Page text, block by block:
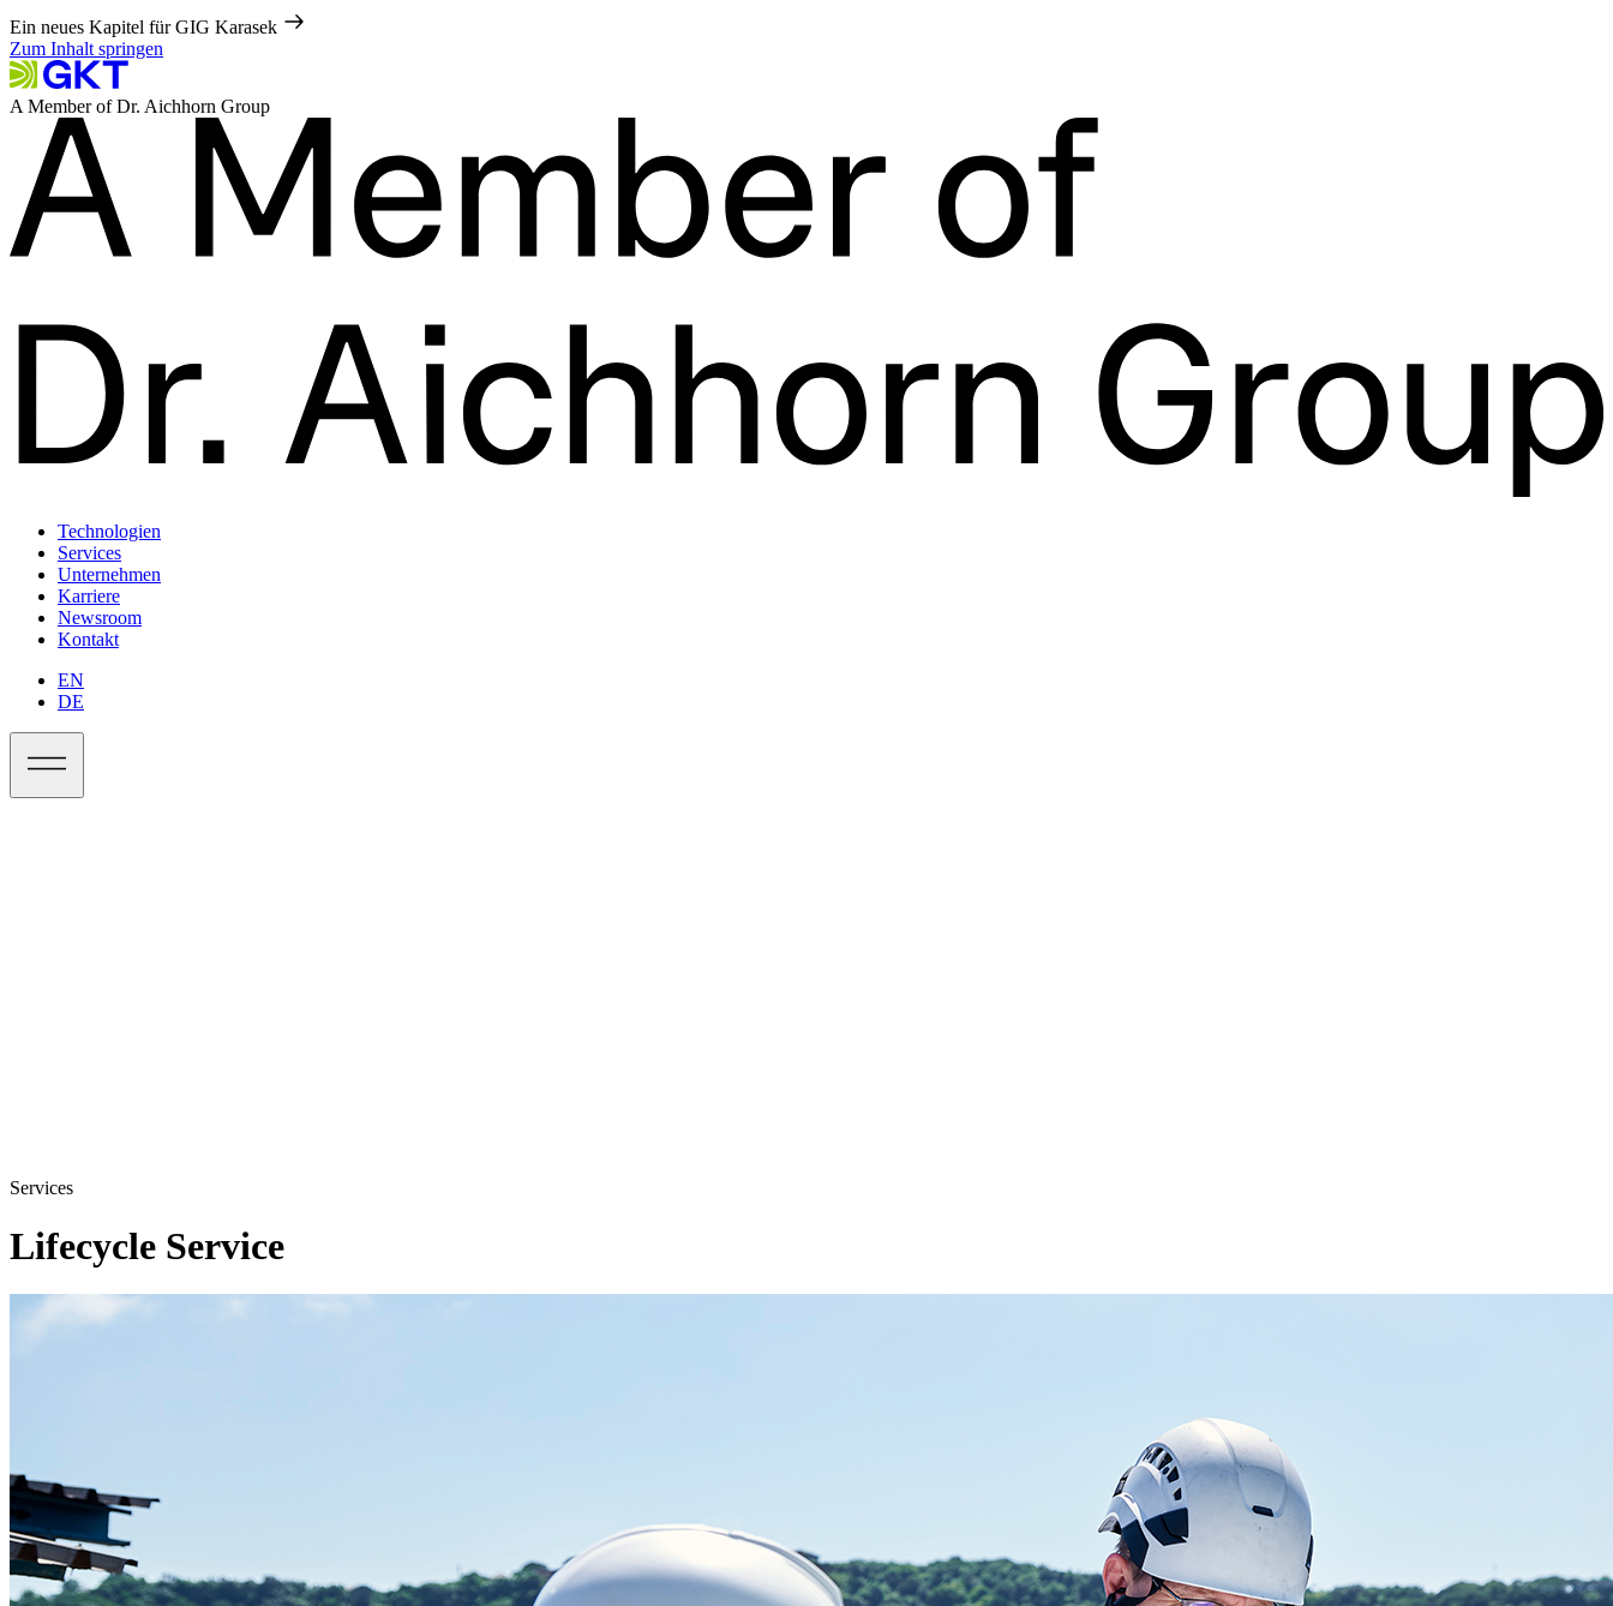
Ein neues Kapitel für GIG Karasek
Zum Inhalt springen
A Member of Dr. Aichhorn Group
Technologien
Services
Unternehmen
Karriere
Newsroom
Kontakt
EN
DE
Services
Lifecycle Service